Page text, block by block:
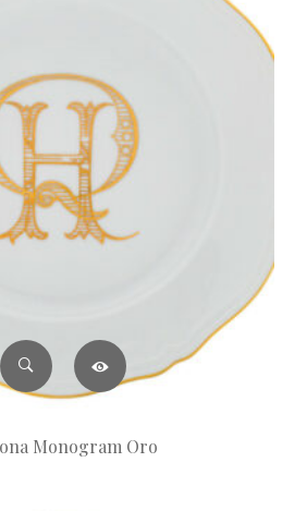
Monogram Oro